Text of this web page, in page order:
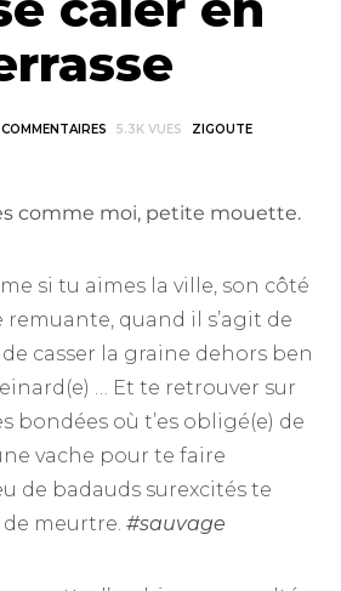
5.3K VUES ZIGOUTE
comme moi, petite mouette.
si tu aimes la ville, son côté
quand il s’agit de
casser la graine dehors ben
… Et te retrouver sur
bondées où t’es obligé(e) de
vache pour te faire
de badauds surexcités te
meurtre. #sauvage